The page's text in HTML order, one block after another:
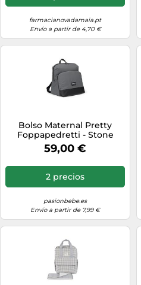
farmacianovadamaia.pt
Envío a partir de 4,70 €
Bolso Maternal Pretty
Foppapedretti - Stone
Foppapedretti
59,00 €
2 precios
pasionbebe.es
Envío a partir de 7,99 €